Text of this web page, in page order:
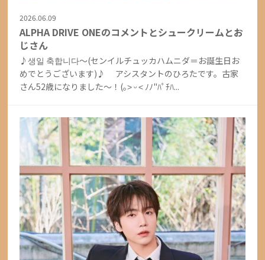
2026.06.09
ALPHA DRIVE ONEのコメントとシュークリームとお
じさん
♪생일 축합니다〜(センイルチュッカハムニダ＝お誕生日お
めでとうございます)♪ アシスタントのひろたです。古家
さん52歳になりました〜！(｡˃ ᵕ ˂ ﾉﾉ"ﾊﾟﾁﾊ...